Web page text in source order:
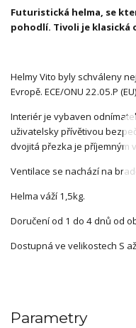
Futuristická helma, se
pohodlí. Tivoli je klasická
Helmy Vito byly schváleny
Evropě. ECE/ONU 22.05.P (EU)
Interiér je vybaven
uživatelsky přívětivou
dvojitá přezka je příjemným
Ventilace se nachází na
Helma váží 1,5kg.
Doručení od 1 do 4 dnů od
Dostupná ve velikostech S až
Parametry